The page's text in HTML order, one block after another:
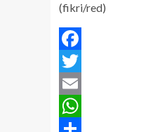
(fikri/red)
Facebook
Twitter
Email
WhatsApp